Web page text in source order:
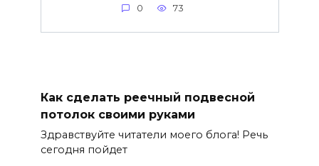
0 73
Как сделать реечный подвесной
потолок своими руками
Здравствуйте читатели моего блога! Речь
сегодня пойдет